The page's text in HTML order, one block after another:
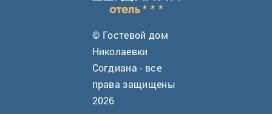
© Гостевой дом
Николаевки
Согдиана - все
права защищены
2026